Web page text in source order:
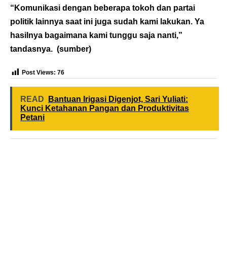
“Komunikasi dengan beberapa tokoh dan partai
politik lainnya saat ini juga sudah kami lakukan. Ya
hasilnya bagaimana kami tunggu saja nanti,”
tandasnya. (sumber)
Post Views: 76
READ
Bantuan Irigasi Digenjot, Sari Yuliati:
Kunci Ketahanan Pangan dan Produktivitas
Petani